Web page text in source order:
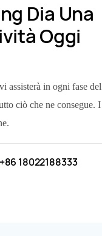
Dia Una
Oggi
assisterà in ogni fase
ciò che ne consegue.
18022188333